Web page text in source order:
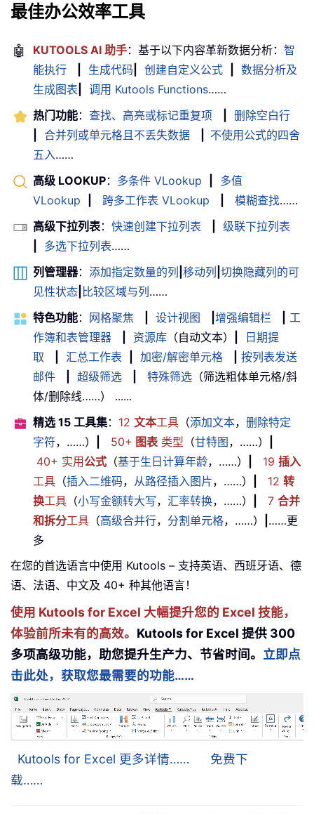
最佳办公效率工具
🤖 KUTOOLS AI 助手：基于以下内容革新数据分析： 智
能执行
生成代码 创建自定义公式
数据分析及
生成图表
调用 Kutools Functions……
热门功能： 查找、高亮或标记重复项
删除空白行
合并列或单元格且不丢失数据
不使用公式的四舍
五入……
高级 LOOKUP： 多条件 VLookup
多值
VLookup
跨多工作表 VLookup 模糊查找……
高级下拉列表： 快速创建下拉列表
级联下拉列表
多选下拉列表……
列管理器： 添加指定数量的列 移动列 切换隐藏列的可
见性状态 比较区域与列 ……
特色功能： 网格聚焦 设计视图 增强编辑栏
工
作簿和表管理器
资源库 （自动文本）
日期提
取
汇总工作表 加密/解密单元格
按列表发送
邮件
超级筛选 特殊筛选 （筛选粗体单元格/斜
体/删除线……） ......
精选 15 工具集： 12 文本工具 （添加文本， 删除特定
字符，……） 50+ 图表类型 （甘特图 ，……）
40+ 实用公式 （基于生日计算年龄，……） 19 插入
工具 （插入二维码， 从路径插入图片，……） 12 转
换工具 （小写金额转大写， 汇率转换，……） 7 合并
和拆分工具 （高级合并行， 分割单元格，……）
……更
多
在您的首选语言中使用 Kutools – 支持英语、西班牙语、德
语、法语、中文及 40+ 种其他语言！
使用 Kutools for Excel 大幅提升您的 Excel 技能，
体验前所未有的高效。 Kutools for Excel 提供 300
多项高级功能，助您提升生产力、节省时间。 立即点
击此处，获取您最需要的功能……
Kutools for Excel 更多详情……
免费下
载……